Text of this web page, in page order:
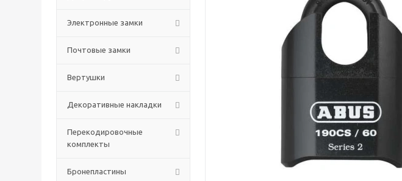
Электронные замки
Почтовые замки
Вертушки
Декоративные накладки
Перекодировочные
комплекты
Бронепластины